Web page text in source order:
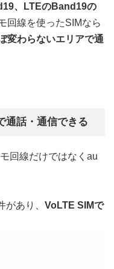
、LTEのBand19の
回線を使ったSIMなら
変わらないエリアで通
通話・通信できる
回線だけではなくau
あり、 VoLTE SIMで